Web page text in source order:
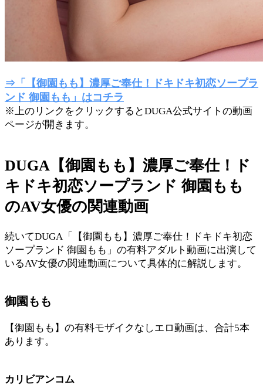
⇒「【御園もも】濃厚ご奉仕！ドキドキ初恋ソープラ
ンド 御園もも」はコチラ
※上のリンクをクリックするとDUGA公式サイトの動画
ページが開きます。
DUGA【御園もも】濃厚ご奉仕！ド
キドキ初恋ソープランド 御園もも
のAV女優の関連動画
続いてDUGA「【御園もも】濃厚ご奉仕！ドキドキ初恋
ソープランド 御園もも」の有料アダルト動画に出演して
いるAV女優の関連動画について具体的に解説します。
御園もも
【御園もも】の有料モザイクなしエロ動画は、合計5本
あります。
カリビアンコム